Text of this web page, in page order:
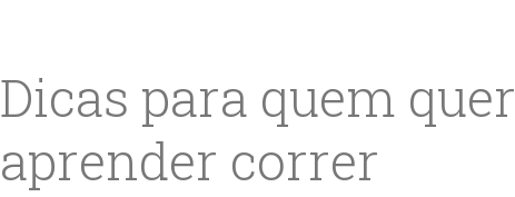
Dicas para quem quer
aprender correr